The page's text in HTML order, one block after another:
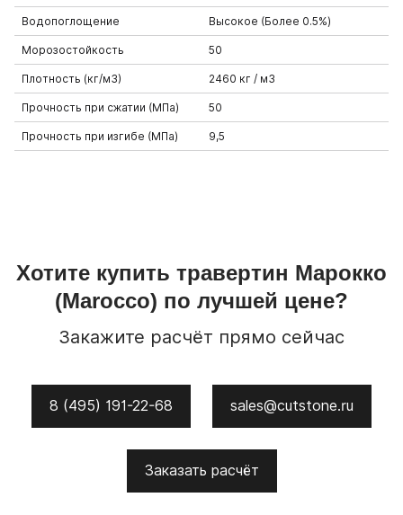
Водопоглощение Высокое (Более 0.5%)
Морозостойкость 50
Плотность (кг/м3) 2460 кг / м3
Прочность при сжатии (МПа) 50
Прочность при изгибе (МПа) 9,5
Хотите купить травертин Марокко
(Marocco) по лучшей цене?
Закажите расчёт прямо сейчас
8 (495) 191-22-68 sales@cutstone.ru
Заказать расчёт